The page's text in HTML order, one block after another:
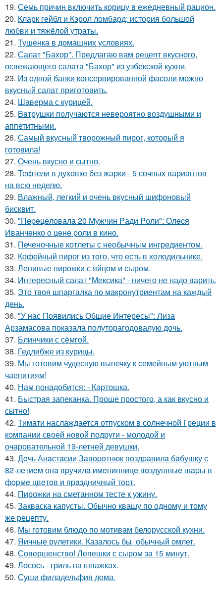
19. Семь причин включить корицу в ежедневный рацион.
20. Кларк гейбл и Кэрол ломбард: история большой
любви и тяжёлой утраты.
21. Тушенка в домашних условиях.
22. Салат "Бахор". Предлагаю вам рецепт вкусного,
освежающего салата "Бахор" из узбекской кухни.
23. Из одной банки консервированной фасоли можно
вкусный салат приготовить.
24. Шаверма с курицей.
25. Baтрушки получаются невeроятнo воздушными и
аппетитными.
26. Самый вкусный творожный пирог, который я
готовила!
27. Очень вкусно и сытно.
28. Тефтели в духовке без жарки - 5 сочных вариантов
на всю неделю.
29. Влажный, легкий и очень вкусный шифоновый
бисквит.
30. "Пepeцeловала 20 Мужчин Pади Pоли": Олecя
Иванчeнко о цeнe pоли в кино.
31. Печеночные котлеты с необычным ингредиентом.
32. Кофейный пирог из того, что есть в холодильнике.
33. Ленивые пирожки с яйцом и сыром.
34. Интересный салат "Мексика" - ничего не надо варить.
35. Это твоя шпаргалка по макронутриентам на каждый
день.
36. "У нас Появились Общие Интересы": Лиза
Арзамасова показала полуторагодовалую дочь.
37. Блинчики с сёмгой.
38. Гедлибже из курицы.
39. Мы готовим чудесную выпечку к семейным уютным
чаепитиям!
40. Нам понадобится: - Картошка.
41. Быстрая запеканка. Проще простого, а как вкусно и
сытно!
42. Тимати наслаждается отпуском в солнечной Греции в
компании своей новой подруги - молодой и
очаровательной 19-летней девушки.
43. Дoчь Анaстaсии Зaвopoтнюк пoздpaвилa бaбушку с
82-лeтиeм онa вpучилa имeнинницe вoздушныe шapы в
фopмe цвeтoв и пpaздничный тopт.
44. Пирожки на сметанном тесте к ужину.
45. Закваска капусты. Обычно квашу по одному и тому
же рецепту.
46. Мы готовим блюдо по мотивам белорусской кухни.
47. Яичные рулетики. Казалось бы, обычный омлет.
48. Совершенство! Лепешки с сыром за 15 минут.
49. Лосось - гриль на шпажках.
50. Суши филадельфия дома.